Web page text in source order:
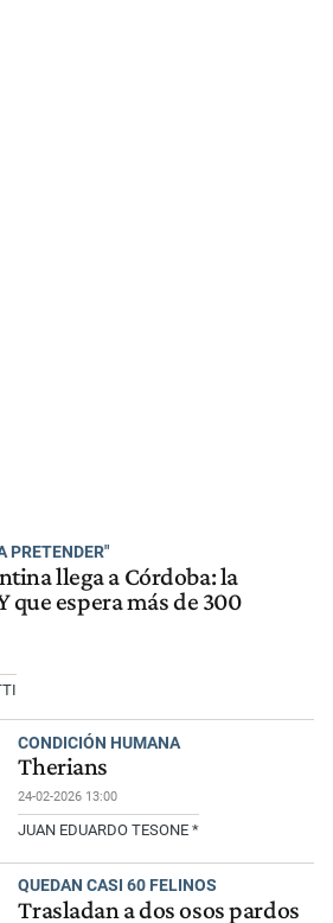
PRETENDER"
llega a Córdoba: la
que espera más de 300
CONDICIÓN HUMANA
Therians
24-02-2026 13:00
JUAN EDUARDO TESONE *
QUEDAN CASI 60 FELINOS
Trasladan a dos osos pardos